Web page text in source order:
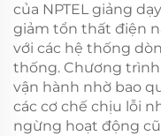
của NPTEL giảng
giảm tổn thất điện
với các hệ thống
thống. Chương
vận hành nhờ bao
các cơ chế chịu lỗi
ngừng hoạt động